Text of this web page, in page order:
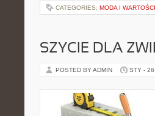
CATEGORIES: MODA I WARTOŚCI
SZYCIE DLA
POSTED BY ADMIN STY -